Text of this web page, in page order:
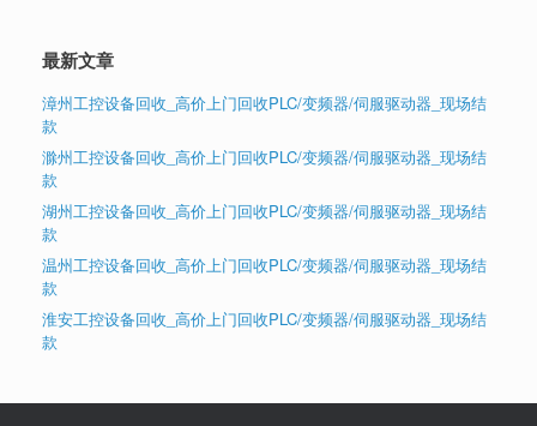
最新文章
漳州工控设备回收_高价上门回收PLC/变频器/伺服驱动器_现场结
款
滁州工控设备回收_高价上门回收PLC/变频器/伺服驱动器_现场结
款
湖州工控设备回收_高价上门回收PLC/变频器/伺服驱动器_现场结
款
温州工控设备回收_高价上门回收PLC/变频器/伺服驱动器_现场结
款
淮安工控设备回收_高价上门回收PLC/变频器/伺服驱动器_现场结
款